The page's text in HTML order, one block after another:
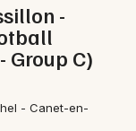
-
Group C)
- Canet-en-